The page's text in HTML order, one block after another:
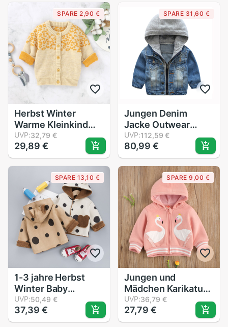
Reißverschluss
Mädchen
freundlicher
Kleidung
SPARE 2,90 €
Herbst Winter
Warme Kleinkind
Baby Strickjacke
Mäntel Leopard
drucken zur Seite
fahren Langarm
Taste-hoch
Gestrickte Baby
Mädchen Jungen
Spitzen
UVP:32,79 €
29,89 €
SPARE 31,60 €
Jungen Denim
Jacke Outwear
Frühling/Herbst
UVP:112,59 €
80,99 €
SPARE 13,10 €
1-3 jahre Herbst
Winter Baby
Mädchen Jungen
Jacke 3D Ohren Mit
Kapuze Warme
UVP:50,49 €
37,39 €
SPARE 9,00 €
Jungen und
Mädchen Karikatur
Schwan Druck
Hoodie Einfarbig
Jacke, Runde
UVP:36,79 €
27,79 €